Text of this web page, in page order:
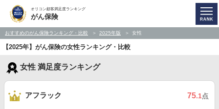
オリコン顧客満足度ランキング
がん保険
おすすめのがん保険ランキング・比較 2025年版 女性
【2025年】がん保険の女性ランキング・比較
女性 満足度ランキング
アフラック 75.1点